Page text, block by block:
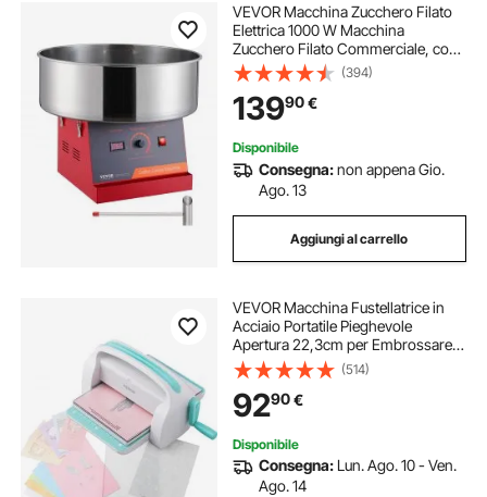
VEVOR Macchina Zucchero Filato
Elettrica 1000 W Macchina
Zucchero Filato Commerciale, con
Ciotola in Acciaio Inossidabile,
Paletta per Zucchero, Perfetta per
Compleanno Bambini, Feste
Famiglia, Rossa
(394)
13990€
Disponibile
Consegna:non appena Gio.
Ago. 13
Aggiungi al carrello
VEVOR Macchina Fustellatrice in
Acciaio Portatile Pieghevole
Apertura 22,3cm per Embrossare
Fustellatura Goffratura, Macchina
Fustellata Manuale Fai-da-te,
Fustellatrice per Scrapbooking
31x38x21 cm
(514)
9290€
Disponibile
Consegna: Lun. Ago. 10 - Ven.
Ago. 14